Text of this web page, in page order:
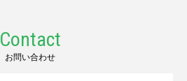
Contact
お問い合わせ